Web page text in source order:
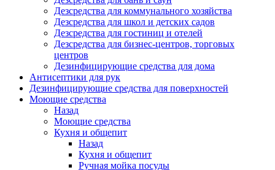
Дезсредства для коммунального хозяйства
Дезсредства для школ и детских садов
Дезсредства для гостиниц и отелей
Дезсредства для бизнес-центров, торговых
центров
Дезинфицирующие средства для дома
Антисептики для рук
Дезинфицирующие средства для поверхностей
Моющие средства
Назад
Моющие средства
Кухня и общепит
Назад
Кухня и общепит
Ручная мойка посуды